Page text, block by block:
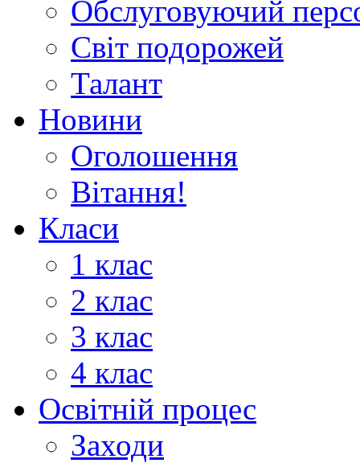
Обслуговуючий
Світ подорожей
Талант
Новини
Оголошення
Вітання!
Класи
1 клас
2 клас
3 клас
4 клас
Освітній процес
Заходи